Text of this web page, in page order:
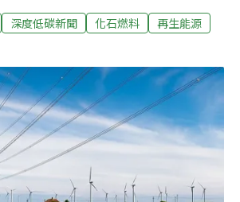
標。這項改變，對於沙烏地阿拉伯、
化石燃料的國家影響相對可觀。自然
為主。簡單來說，GDP就是這個國家
，而NDP則是GDP再減去折舊。在
炭、石油及天然氣這類化石燃料的消耗
此，這類產品的價值會變低。獨立媒
Home News）報導，在聯合國
Commission）年度會議上，成員
量經濟成長的首選指標。新制預計
深度低碳新聞 化石燃料
再生能源